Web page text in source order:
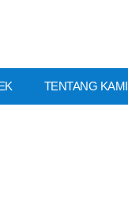
TENTANG KAMI